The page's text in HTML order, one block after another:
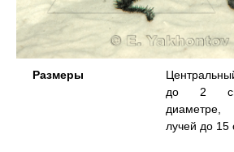
Размеры
до 2
диаметре,
лучей до 15